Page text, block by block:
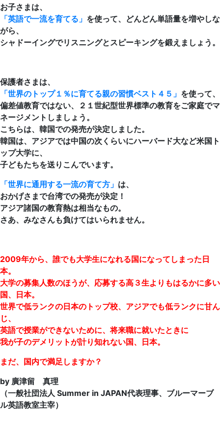
お子さまは、
「英語で一流を育てる」 を使って、どんどん単語量を増やしな
がら、
シャドーイングでリスニングとスピーキングを鍛えましょう。
保護者さまは、
「世界のトップ１％に育てる親の習慣ベスト４５」 を使って、
偏差値教育ではない、２１世紀型世界標準の教育をご家庭でマ
ネージメントしましょう。
こちらは、韓国での発売が決定しました。
韓国は、アジアでは中国の次くらいにハーバード大など米国ト
ップ大学に、
子どもたちを送りこんでいます。
「世界に通用する一流の育て方」 は、
おかげさまで台湾での発売が決定！
アジア諸国の教育熱は相当なもの。
さあ、みなさんも負けてはいられません。
2009年から、誰でも大学生になれる国になってしまった日
本。
大学の募集人数のほうが、応募する高３生よりもはるかに多い
国、日本。
世界で低ランクの日本のトップ校、アジアでも低ランクに甘ん
じ、
英語で授業ができないために、将来職に就いたときに
我が子のデメリットが計り知れない国、日本。
まだ、国内で満足しますか？
by 廣津留 真理
（一般社団法人 Summer in JAPAN代表理事、ブルーマーブ
ル英語教室主宰）